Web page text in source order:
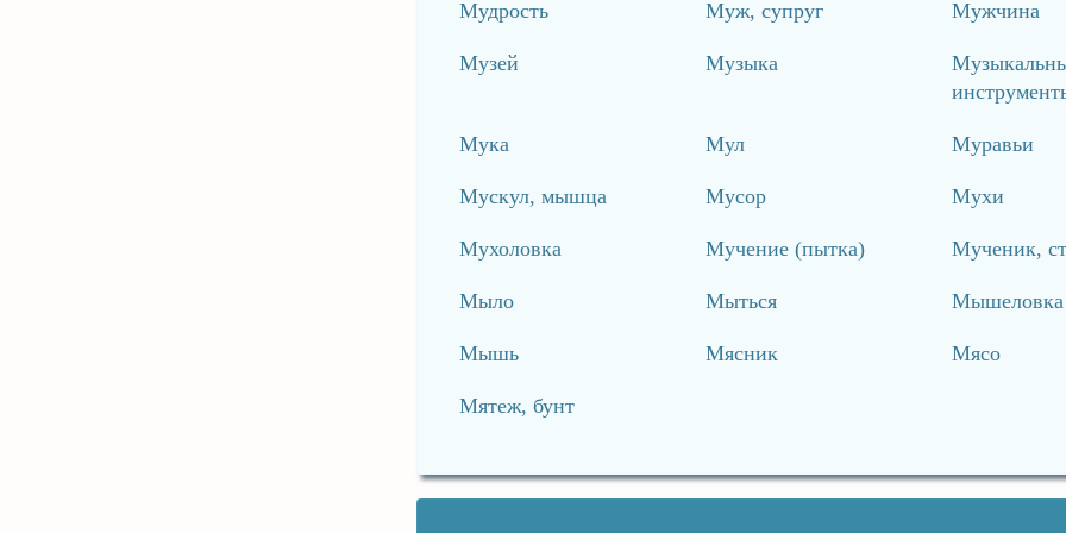
Мудрость Муж, супруг Мужчина
Музей Музыка
Мука Мул Муравьи
Мускул, мышца Мусор Мухи
Мухоловка Мучение (пытка) Мученик,
Мыло Мыться Мышеловка
Мышь Мясник Мясо
Мятеж, бунт